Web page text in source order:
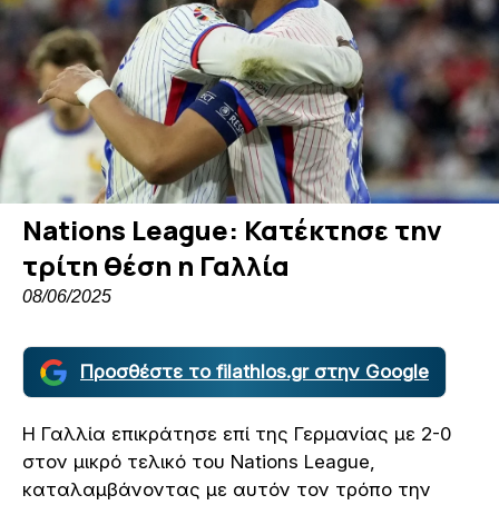
Nations League: Κατέκτησε την
τρίτη θέση η Γαλλία
08/06/2025
Προσθέστε το filathlos.gr στην Google
Η Γαλλία επικράτησε επί της Γερμανίας με 2-0
στον μικρό τελικό του Nations League,
καταλαμβάνοντας με αυτόν τον τρόπο την